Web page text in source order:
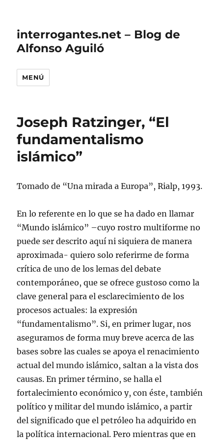
interrogantes.net – Blog de
Alfonso Aguiló
MENÚ
Joseph Ratzinger, “El
fundamentalismo
islámico”
Tomado de “Una mirada a Europa”, Rialp, 1993.
En lo referente en lo que se ha dado en llamar
“Mundo islámico” –cuyo rostro multiforme no
puede ser descrito aquí ni siquiera de manera
aproximada- quiero solo referirme de forma
crítica de uno de los lemas del debate
contemporáneo, que se ofrece gustoso como la
clave general para el esclarecimiento de los
procesos actuales: la expresión
“fundamentalismo”. Si, en primer lugar, nos
aseguramos de forma muy breve acerca de las
bases sobre las cuales se apoya el renacimiento
actual del mundo islámico, saltan a la vista dos
causas. En primer término, se halla el
fortalecimiento económico y, con éste, también
político y militar del mundo islámico, a partir
del significado que el petróleo ha adquirido en
la política internacional. Pero mientras que en